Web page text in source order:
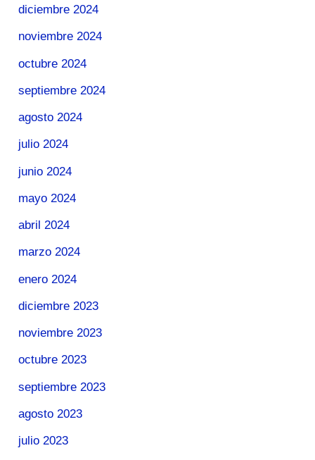
diciembre 2024
noviembre 2024
octubre 2024
septiembre 2024
agosto 2024
julio 2024
junio 2024
mayo 2024
abril 2024
marzo 2024
enero 2024
diciembre 2023
noviembre 2023
octubre 2023
septiembre 2023
agosto 2023
julio 2023